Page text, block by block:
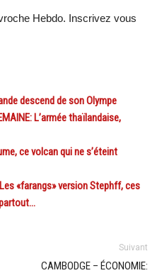
Hebdo. Inscrivez vous
descend de son Olympe
L’armée thaïlandaise,
ce volcan qui ne s’éteint
«farangs» version Stephff, ces
Suivant
CAMBODGE – ÉCONOMIE: